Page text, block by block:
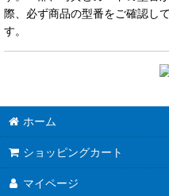
際、必ず商品の型番をご確認し
す。
ホーム
ショッピングカート
マイページ